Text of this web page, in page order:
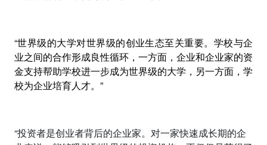
“世界级的大学对世界级的创业生态至关重要。学校与企
业之间的合作形成良性循环，一方面，企业和企业家的资
金支持帮助学校进一步成为世界级的大学，另一方面，学
校为企业培育人才。 ”
“投资者是创业者背后的企业家。对一家快速成长期的企